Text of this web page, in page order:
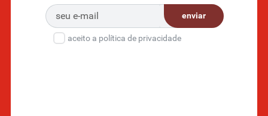
castanhas, frutas secas, grãos integrais e proteínas de alta
qualidade, oferecendo uma
excelente fonte de fibras e outros
nutrientes essenciais para o corpo.
enviar
aceito a política de privacidade